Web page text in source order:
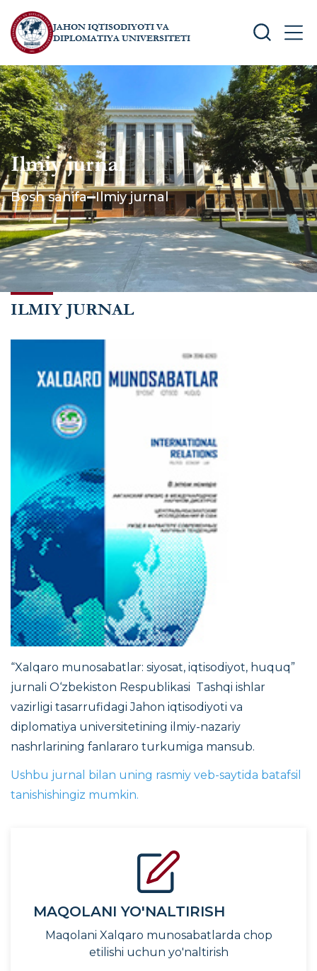
JAHON IQTISODIYOTI VA
DIPLOMATIYA UNIVERSITETI
SEARCH
Ilmiy jurnal
Bosh sahifa Ilmiy jurnal
ILMIY JURNAL
“Xalqaro munosabatlar: siyosat, iqtisodiyot, huquq”
jurnali O‘zbekiston Respublikasi Tashqi ishlar
vazirligi tasarrufidagi Jahon iqtisodiyoti va
diplomatiya universitetining ilmiy-nazariy
nashrlarining fanlararo turkumiga mansub.
Ushbu jurnal bilan uning rasmiy veb-saytida batafsil
tanishishingiz mumkin.
MAQOLANI YO'NALTIRISH
Maqolani Xalqaro munosabatlarda chop
etilishi uchun yo'naltirish